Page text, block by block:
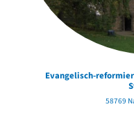
Evangelisch-
58769